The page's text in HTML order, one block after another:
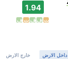
1.94
ت ف ف ت ف
داخل الارض خارج الارض